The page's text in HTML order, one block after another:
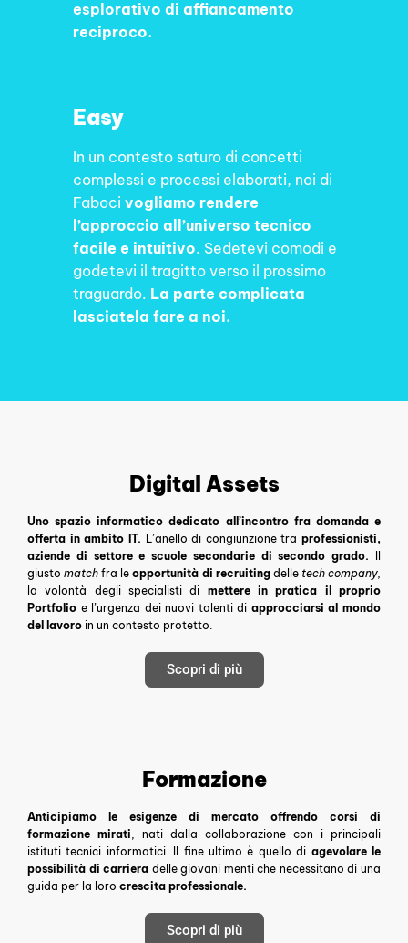
esplorativo di affiancamento
reciproco.
Easy
In un contesto saturo di concetti
complessi e processi elaborati, noi di
Faboci vogliamo rendere
l’approccio all’universo tecnico
facile e intuitivo. Sedetevi comodi e
godetevi il tragitto verso il prossimo
traguardo. La parte complicata
lasciatela fare a noi.
Digital Assets
Uno spazio informatico dedicato all’incontro fra domanda e
offerta in ambito IT. L’anello di congiunzione tra professionisti,
aziende di settore e scuole secondarie di secondo grado.
giustomatch fra leopportunità di recruitingdelle tech company,
la volontà degli specialisti di mettere in pratica il proprio
Portfolio e l’urgenza dei nuovi talenti di approcciarsi al mondo
del lavoro in un contesto protetto.
Scopri di più
Formazione
Anticipiamo le esigenze di mercato offrendo corsi di
formazione mirati, nati dalla collaborazione con i principali
istituti tecnici informatici. Il fine ultimo è quello di agevolare le
possibilità di carriera delle giovani menti che necessitano di una
guida per la loro crescita professionale.
Scopri di più